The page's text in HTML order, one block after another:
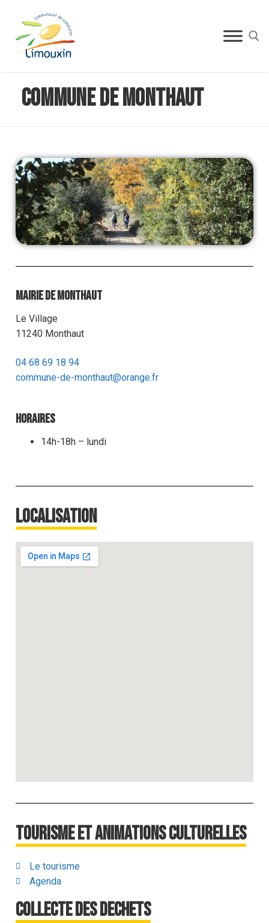
Commune de Monthaut
Mairie de Monthaut
Le Village
11240 Monthaut
04 68 69 18 94
commune-de-monthaut@orange.fr
Horaires
14h-18h – lundi
Localisation
Tourisme et animations culturelles
Le tourisme
Agenda
Collecte des dechets